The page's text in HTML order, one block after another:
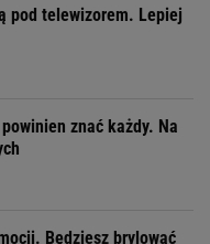
pod telewizorem. Lepiej
znać każdy. Na
Będziesz brylować